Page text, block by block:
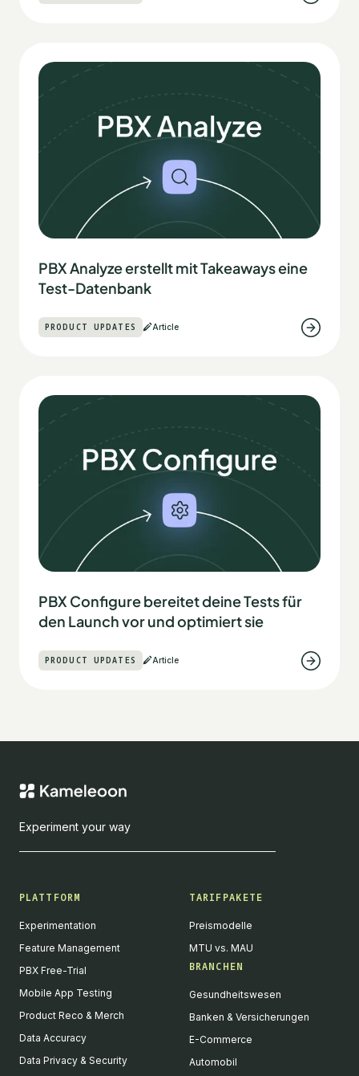
PBX Analyze erstellt mit Takeaways eine
Test-Datenbank
PRODUCT UPDATES Article
PBX Configure bereitet deine Tests für
den Launch vor und optimiert sie
PRODUCT UPDATES Article
Experiment your way
PLATTFORM
Experimentation
Feature Management
PBX Free-Trial
Mobile App Testing
Product Reco & Merch
Data Accuracy
Data Privacy & Security
TARIFPAKETE
Preismodelle
MTU vs. MAU
BRANCHEN
Gesundheitswesen
Banken & Versicherungen
E-Commerce
Automobil